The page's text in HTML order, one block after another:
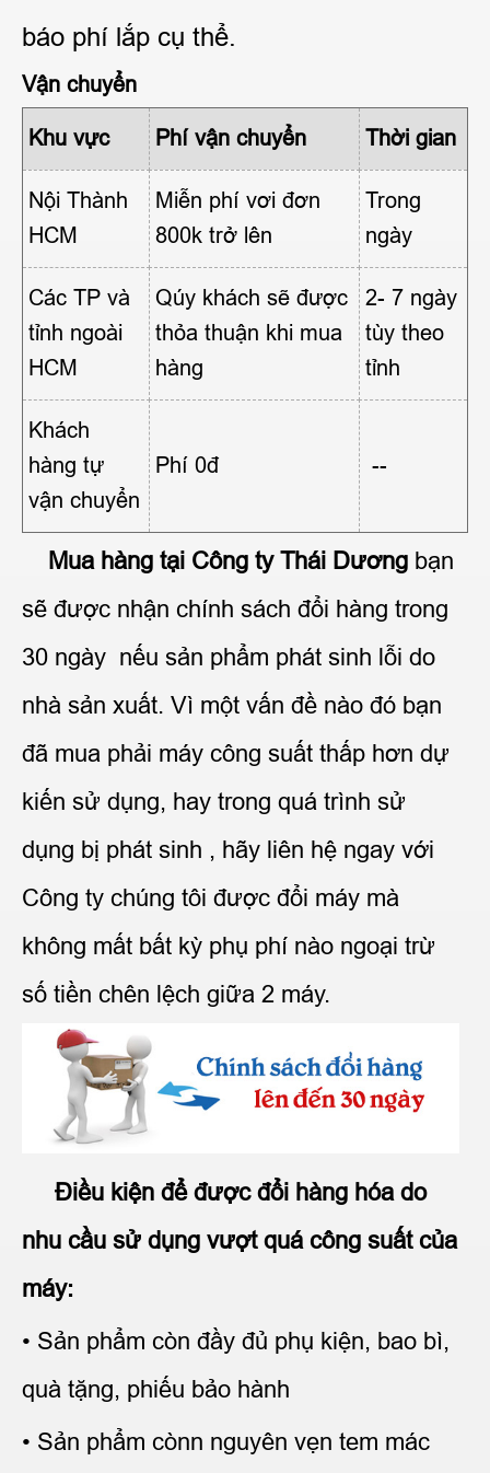
báo phí lắp cụ thể.
Vận chuyển
Khu vực Phí vận chuyển Thời gian
Nội Thành
HCM
Miễn phí vơi đơn
800k trở lên
Trong
ngày
Các TP và
tỉnh ngoài
HCM
Qúy khách sẽ được
thỏa thuận khi mua
hàng
2- 7 ngày
tùy theo
tỉnh
Khách
hàng tự
vận chuyển
Phí 0đ --
Mua hàng tại Công ty Thái Dương bạn
sẽ được nhận chính sách đổi hàng trong
30 ngày nếu sản phẩm phát sinh lỗi do
nhà sản xuất. Vì một vấn đề nào đó bạn
đã mua phải máy công suất thấp hơn dự
kiến sử dụng, hay trong quá trình sử
dụng bị phát sinh , hãy liên hệ ngay với
Công ty chúng tôi được đổi máy mà
không mất bất kỳ phụ phí nào ngoại trừ
số tiền chên lệch giữa 2 máy.
Điều kiện để được đổi hàng hóa do
nhu cầu sử dụng vượt quá công suất của
máy:
• Sản phẩm còn đầy đủ phụ kiện, bao bì,
quà tặng, phiếu bảo hành
• Sản phẩm cònn nguyên vẹn tem mác